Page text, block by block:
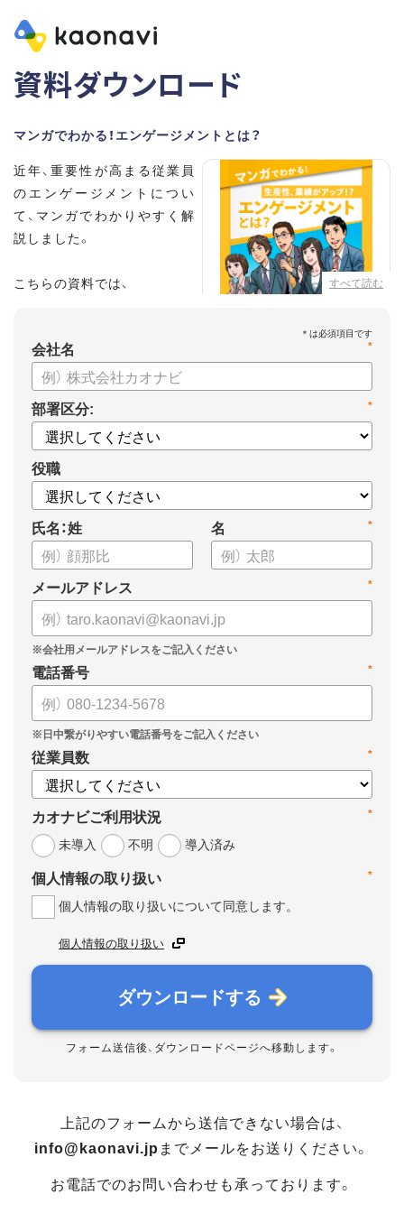
資料ダウンロード
マンガでわかる！エンゲージメントとは？
すべて読む
近年、重要性が高まる従業員
のエンゲージメントについ
て、マンガでわかりやすく解
説しました。
こちらの資料では、
・エンゲージメントを高める
には？
・エンゲージメント向上に役立つカオナビの特徴
についてまとめましたので、ぜひお役立てください。
*
会社名
*
部署区分:
役職
氏名：姓 *
名
*
メールアドレス
*
電話番号
*
従業員数
*
カオナビご利用状況
未導入 不明 導入済み
*
個人情報の取り扱い
個人情報の取り扱いについて同意します。
個人情報の取り扱い
ダウンロードする
フォーム送信後、ダウンロードページへ移動します。
上記のフォームから送信できない場合は、
info@kaonavi.jp までメールをお送りください。
お電話でのお問い合わせも承っております。